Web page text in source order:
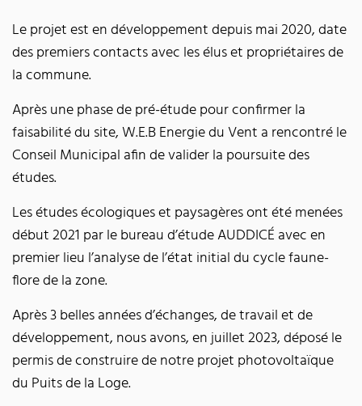
Le projet est en développement depuis mai 2020, date
des premiers contacts avec les élus et propriétaires de
la commune.
Après une phase de pré-étude pour confirmer la
faisabilité du site, W.E.B Energie du Vent a rencontré le
Conseil Municipal afin de valider la poursuite des
études.
Les études écologiques et paysagères ont été menées
début 2021 par le bureau d’étude AUDDICÉ avec en
premier lieu l’analyse de l’état initial du cycle faune-
flore de la zone.
Après 3 belles années d’échanges, de travail et de
développement, nous avons, en juillet 2023, déposé le
permis de construire de notre projet photovoltaïque
du Puits de la Loge.